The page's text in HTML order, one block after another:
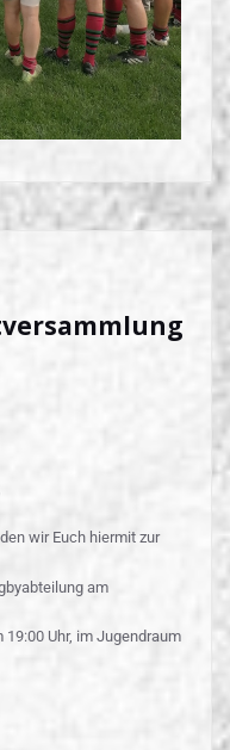
wir Euch hiermit zur
am
Uhr, im Jugendraum